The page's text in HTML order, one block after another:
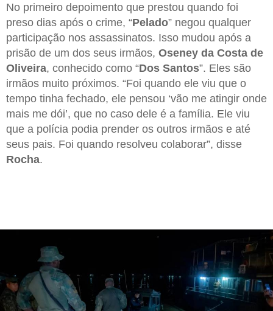
No primeiro depoimento que prestou quando foi
preso dias após o crime, “Pelado” negou qualquer
participação nos assassinatos. Isso mudou após a
prisão de um dos seus irmãos, Oseney da Costa de
Oliveira, conhecido como “Dos Santos”. Eles são
irmãos muito próximos. “Foi quando ele viu que o
tempo tinha fechado, ele pensou ‘vão me atingir onde
mais me dói’, que no caso dele é a família. Ele viu
que a polícia podia prender os outros irmãos e até
seus pais. Foi quando resolveu colaborar”, disse
Rocha.